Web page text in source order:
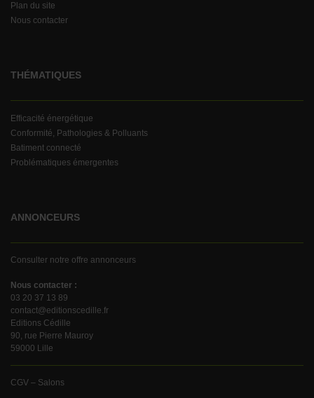
Plan du site
Nous contacter
THÉMATIQUES
Efficacité énergétique
Conformité, Pathologies & Polluants
Batiment connecté
Problématiques émergentes
ANNONCEURS
Consulter notre offre annonceurs
Nous contacter :
03 20 37 13 89
contact@editionscedille.fr
Editions Cédille
90, rue Pierre Mauroy
59000 Lille
CGV – Salons